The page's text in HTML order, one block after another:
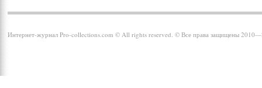
Интернет-журнал Pro-collections.com © All rights reserved. © Все права защищены